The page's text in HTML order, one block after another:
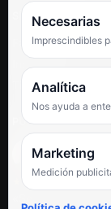
SÍGUENOS
Facebook
TikTok
PUNTUACIÓN DE
★★★★★
Necesarias
Imprescindibles
Analítica
Nos ayuda a
Marketing
Medición